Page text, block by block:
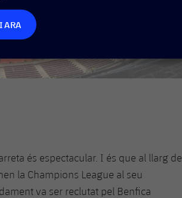
ARA
és espectacular. I és que al llarg de
la Champions League al seu
va ser reclutat pel Benfica